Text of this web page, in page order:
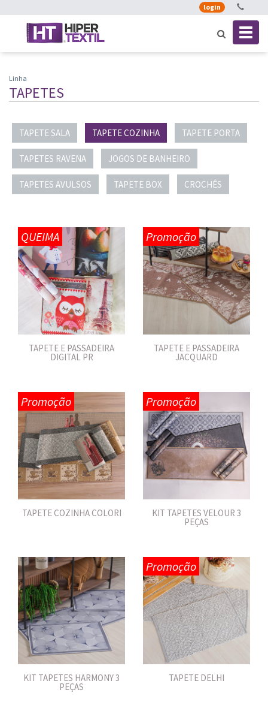
login
Linha
TAPETES
TAPETE SALA TAPETE COZINHA TAPETE PORTA
TAPETES RAVENA JOGOS DE BANHEIRO
TAPETES AVULSOS TAPETE BOX CROCHÊS
QUEIMA
TAPETE E PASSADEIRA
DIGITAL PR
Promoção
TAPETE E PASSADEIRA
JACQUARD
Promoção
TAPETE COZINHA COLORI
Promoção
KIT TAPETES VELOUR 3
PEÇAS
KIT TAPETES HARMONY 3
PEÇAS
Promoção
TAPETE DELHI